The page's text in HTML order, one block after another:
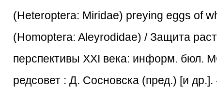
(Heteroptera: Miridae) preying eggs of
(Homoptera: Aleyrodidae) / Защита
перспективы XXI века: информ.
редсовет : Д. Сосновска (пред.) [и